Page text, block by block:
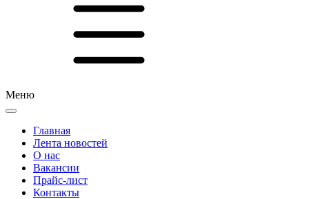
Меню
Главная
Лента новостей
О нас
Вакансии
Прайс-лист
Контакты